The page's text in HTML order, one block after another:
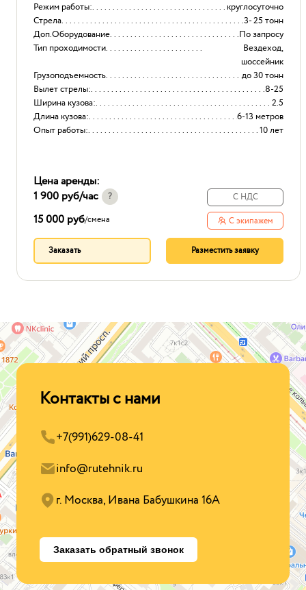
Режим работы:
круглосуточно
Стрела
3- 25 тонн
Доп.Оборудование
По запросу
Тип проходимости
Вездеход,
шоссейник
Грузоподъемность
до 30 тонн
Вылет стрелы:
8-25
Ширина кузова:
2.5
Длина кузова:
6-13 метров
Опыт работы:
10 лет
Цена аренды:
1 900 руб/час ?
15 000 руб/смена
С НДС
С экипажем
Заказать Разместить заявку
Контакты с нами
+7(991)629-08-41
info@rutehnik.ru
г. Москва, Ивана Бабушкина 16А
Заказать обратный звонок